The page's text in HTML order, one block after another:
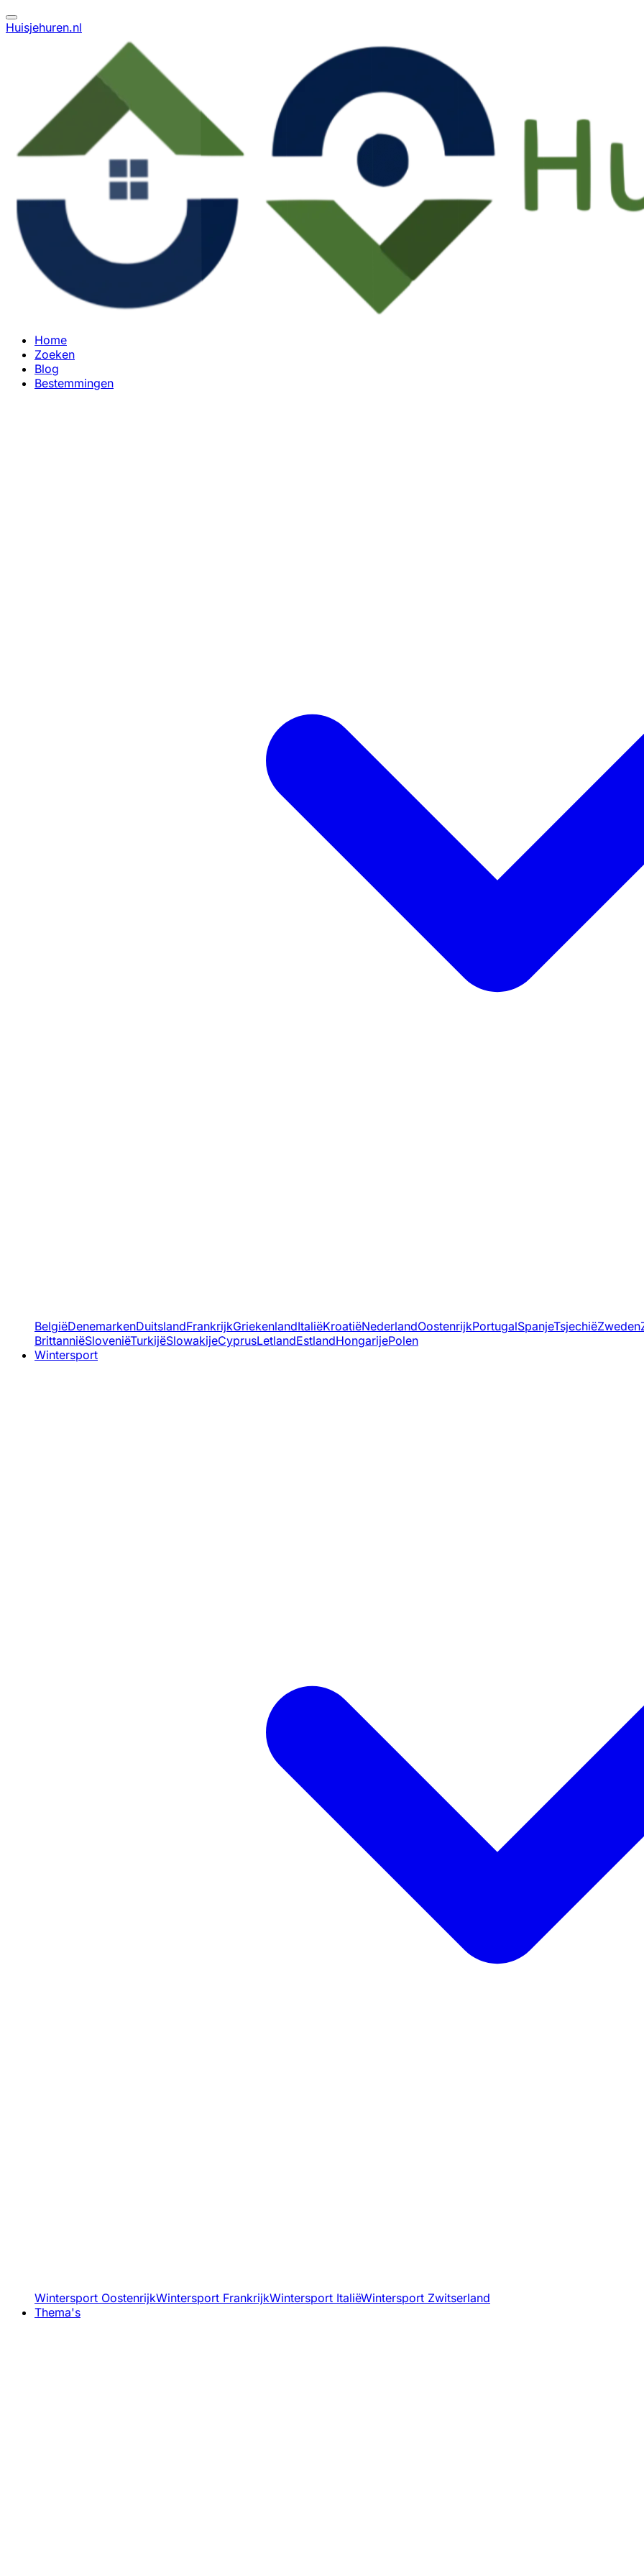
Huisjehuren.nl
Home
Zoeken
Blog
Bestemmingen
BelgiëDenemarkenDuitslandFrankrijkGriekenlandItaliëKroatiëNederlandOostenrijkPortugalSpanjeTsjechiëZweden
BrittanniëSloveniëTurkijëSlowakijeCyprusLetlandEstlandHongarijePolen
Wintersport
Wintersport OostenrijkWintersport FrankrijkWintersport ItaliëWintersport Zwitserland
Thema's